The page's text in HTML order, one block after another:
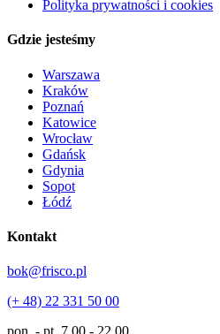
Polityka prywatności i cookies
Gdzie jesteśmy
Warszawa
Kraków
Poznań
Katowice
Wrocław
Gdańsk
Gdynia
Sopot
Łódź
Kontakt
bok@frisco.pl
(+ 48) 22 331 50 00